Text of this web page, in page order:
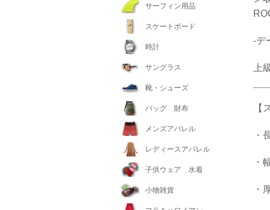
-デ
上
【
・
・
・
サーフィン用品
スケートボード
時計
サングラス
靴・シューズ
バッグ 財布
メンズアパレル
レディースアパレル
子供ウェア 水着
小物雑貨